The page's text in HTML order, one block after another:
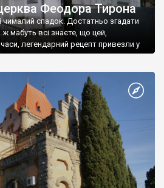
Феодора Тирона
чималий спадок. Достатньо згадати
ж мабуть всі знаєте, що цей,
часи, легендарний рецепт привезли у